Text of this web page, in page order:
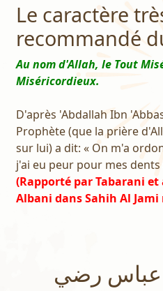
Le caractère
recommandé
Au nom d'Allah, le Tout
Miséricordieux.
D'après 'Abdallah Ibn
Prophète (que la prière
sur lui) a dit: « On m'a
j'ai eu peur pour mes dents
(Rapporté par Tabarani
Albani dans Sahih Al Jami
عباس رضي